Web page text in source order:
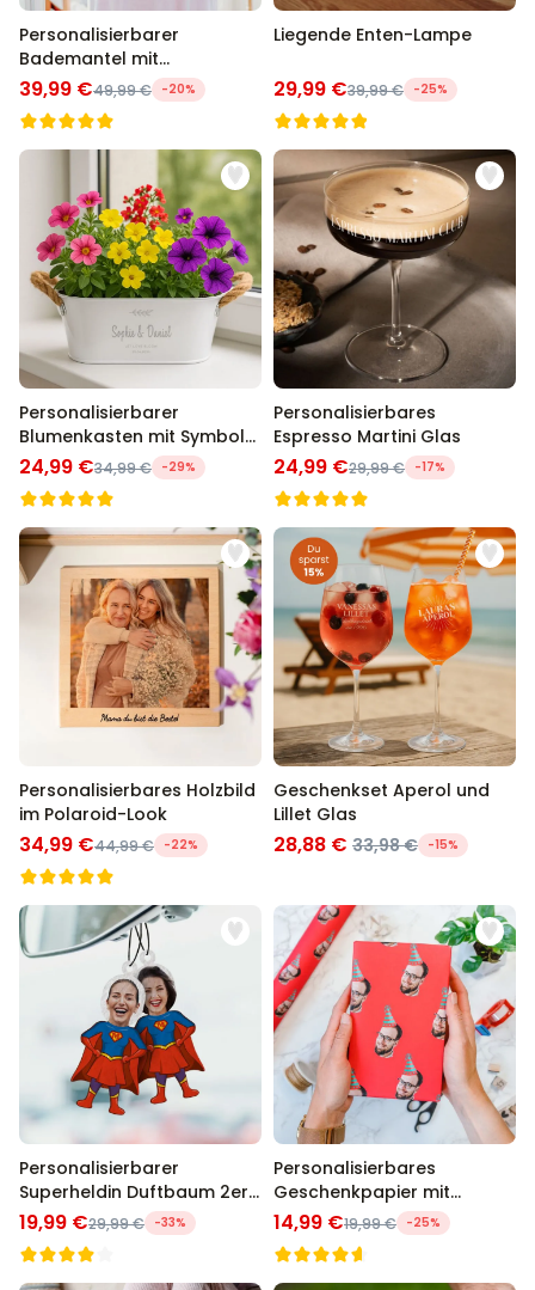
Personalisierbarer
Bademantel mit
Monogramm im
Blumenmuster
39,99 €49,99 € -20%
Liegende Enten-Lampe
29,99 €39,99 € -25%
Personalisierbarer
Blumenkasten mit Symbol
und Text
24,99 €34,99 € -29%
Personalisierbares
Espresso Martini Glas
24,99 €29,99 € -17%
Personalisierbares Holzbild
im Polaroid-Look
34,99 €44,99 € -22%
Geschenkset Aperol und
Lillet Glas
28,88 € 33,98 € -15%
Personalisierbarer
Superheldin Duftbaum 2er
Set mit Gesicht
19,99 €29,99 € -33%
Personalisierbares
Geschenkpapier mit
Gesicht und Partyhut
14,99 €19,99 € -25%